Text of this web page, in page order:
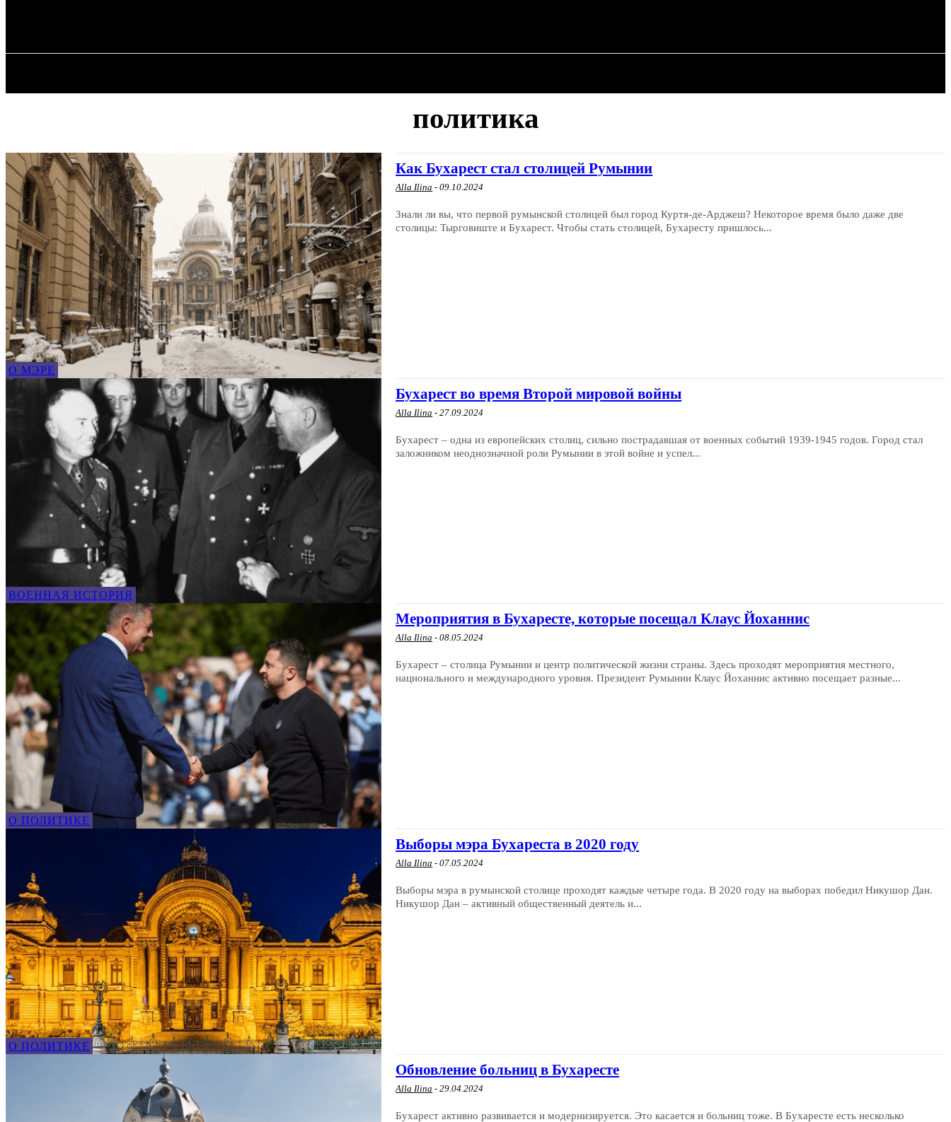
политика
О МЭРЕ
Как Бухарест стал столицей Румынии
Alla Ilina - 09.10.2024
Знали ли вы, что первой румынской столицей был город Куртя-де-Арджеш? Некоторое время было даже две
столицы: Тырговиште и Бухарест. Чтобы стать столицей, Бухаресту пришлось...
ВОЕННАЯ ИСТОРИЯ
Бухарест во время Второй мировой войны
Alla Ilina - 27.09.2024
Бухарест – одна из европейских столиц, сильно пострадавшая от военных событий 1939-1945 годов. Город стал
заложником неоднозначной роли Румынии в этой войне и успел...
О ПОЛИТИКЕ
Мероприятия в Бухаресте, которые посещал Клаус Йоханнис
Alla Ilina - 08.05.2024
Бухарест – столица Румынии и центр политической жизни страны. Здесь проходят мероприятия местного,
национального и международного уровня. Президент Румынии Клаус Йоханнис активно посещает разные...
О ПОЛИТИКЕ
Выборы мэра Бухареста в 2020 году
Alla Ilina - 07.05.2024
Выборы мэра в румынской столице проходят каждые четыре года. В 2020 году на выборах победил Никушор Дан.
Никушор Дан – активный общественный деятель и...
Обновление больниц в Бухаресте
Alla Ilina - 29.04.2024
Бухарест активно развивается и модернизируется. Это касается и больниц тоже. В Бухаресте есть несколько